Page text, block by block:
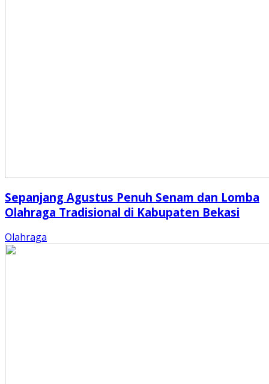
Sepanjang Agustus Penuh Senam dan Lomba
Olahraga Tradisional di Kabupaten Bekasi
Olahraga